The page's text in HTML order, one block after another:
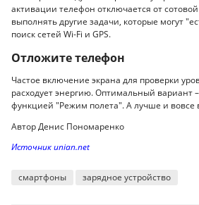
активации телефон отключается от
выполнять другие задачи, которые могут
поиск сетей Wi-Fi и GPS.
Отложите телефон
Частое включение экрана для проверки
расходует энергию. Оптимальный вариант
функцией "Режим полета". А лучше и вовсе
Автор Денис Пономаренко
Источник unian.net
смартфоны зарядное устройство